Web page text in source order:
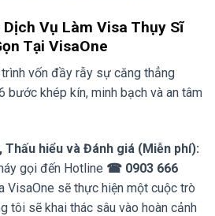
Vụ Làm Visa Thụy Sĩ
Tại VisaOne
vốn đầy rẫy sự căng thẳng
bước khép kín, minh bạch và an tâm
Thấu hiểu và Đánh giá (Miễn phí):
gọi đến Hotline ☎ 0903 666
VisaOne sẽ thực hiện một cuộc trò
tôi sẽ khai thác sâu vào hoàn cảnh